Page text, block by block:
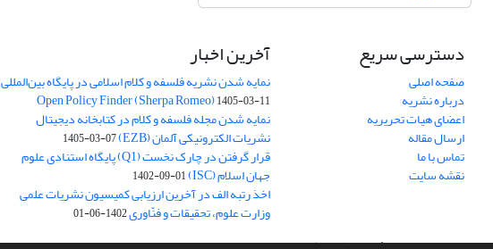
دسترسی سریع
صفحه اصلی
درباره نشریه
اعضای هیات تحریریه
ارسال مقاله
تماس با ما
نقشه سایت
آخرین اخبار
نمایه شدن نشریه فلسفه و کلام اسلامی در پایگاه بین‌المللی
Open Policy Finder (Sherpa Romeo)1405-03-11
نمایه شدن مجله فلسفه و کلام در کتابخانه دیجیتال
نشریات الکترونیکی آلمان (EZB) 1405-03-07
قرار گرفتن در چارک نخست (Q1) پایگاه استنادی علوم
جهان اسلام (ISC) 1402-09-01
اخذ رتبه الف در آخرین ارزیابی کمیسیون نشریات علمی
وزارت علوم، تحقیقات و فنّاوری1402-06-01